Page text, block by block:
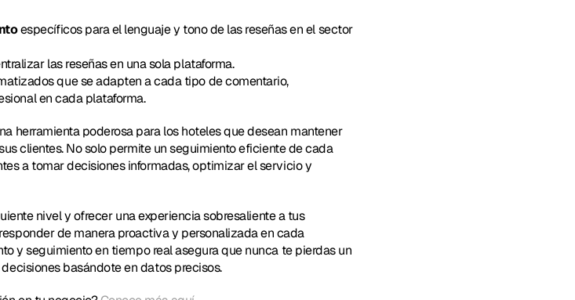
específicos para el lenguaje y tono de las reseñas en el sector
las reseñas en una sola plataforma.
que se adapten a cada tipo de comentario,
en cada plataforma.
herramienta poderosa para los hoteles que desean mantener
clientes. No solo permite un seguimiento eficiente de cada
a tomar decisiones informadas, optimizar el servicio y
nivel y ofrecer una experiencia sobresaliente a tus
de manera proactiva y personalizada en cada
y seguimiento en tiempo real asegura que nunca te pierdas un
basándote en datos precisos.